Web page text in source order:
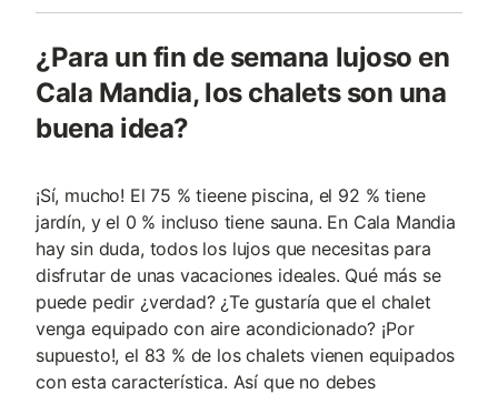
¿Para un fin de semana lujoso en
Cala Mandia, los chalets son una
buena idea?
¡Sí, mucho! El 75 % tieene piscina, el 92 % tiene
jardín, y el 0 % incluso tiene sauna. En Cala Mandia
hay sin duda, todos los lujos que necesitas para
disfrutar de unas vacaciones ideales. Qué más se
puede pedir ¿verdad? ¿Te gustaría que el chalet
venga equipado con aire acondicionado? ¡Por
supuesto!, el 83 % de los chalets vienen equipados
con esta característica. Así que no debes